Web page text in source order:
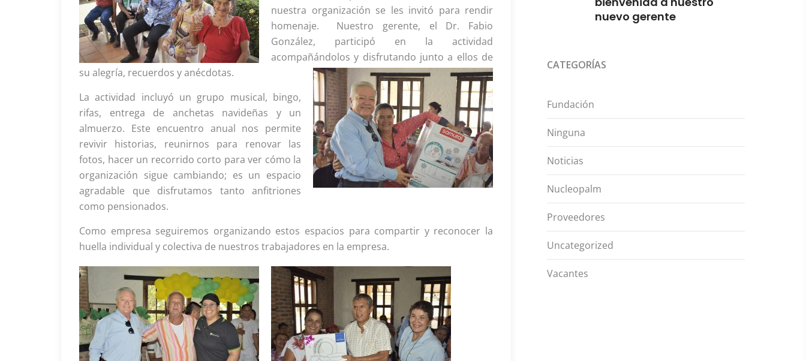
nuestra organización se les invitó para rendir
homenaje. Nuestro gerente, el Dr. Fabio
González, participó en la actividad
acompañándolos y disfrutando junto a ellos de
su alegría, recuerdos y anécdotas.
La actividad incluyó un grupo musical, bingo,
rifas, entrega de anchetas navideñas y un
almuerzo. Este encuentro anual nos permite
revivir historias, reunirnos para renovar las
fotos, hacer un recorrido corto para ver cómo la
organización sigue cambiando; es un espacio
agradable que disfrutamos tanto anfitriones
como pensionados.
Como empresa seguiremos organizando estos espacios para compartir y reconocer la
huella individual y colectiva de nuestros trabajadores en la empresa.
nuevo gerente
CATEGORÍAS
Fundación
Ninguna
Noticias
Nucleopalm
Proveedores
Uncategorized
Vacantes